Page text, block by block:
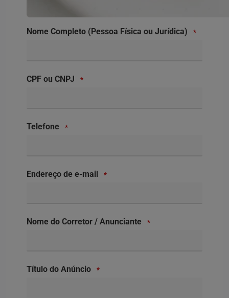
Nome Completo (Pessoa Física ou Jurídica) *
CPF ou CNPJ *
Telefone *
Endereço de e-mail *
Nome do Corretor / Anunciante *
Título do Anúncio *